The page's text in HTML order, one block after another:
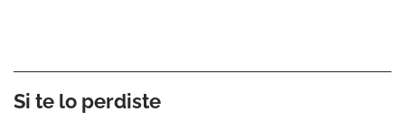
Si te lo perdiste